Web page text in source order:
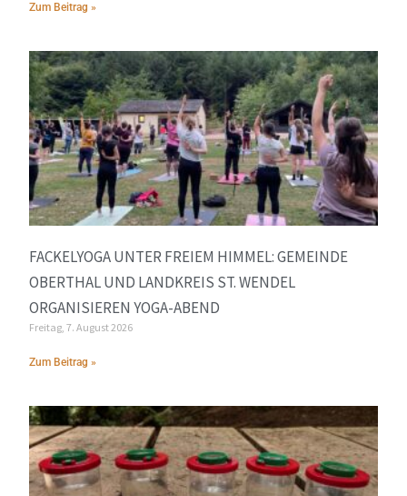
Zum Beitrag »
FACKELYOGA UNTER FREIEM HIMMEL: GEMEINDE
OBERTHAL UND LANDKREIS ST. WENDEL
ORGANISIEREN YOGA-ABEND
Freitag, 7. August 2026
Zum Beitrag »